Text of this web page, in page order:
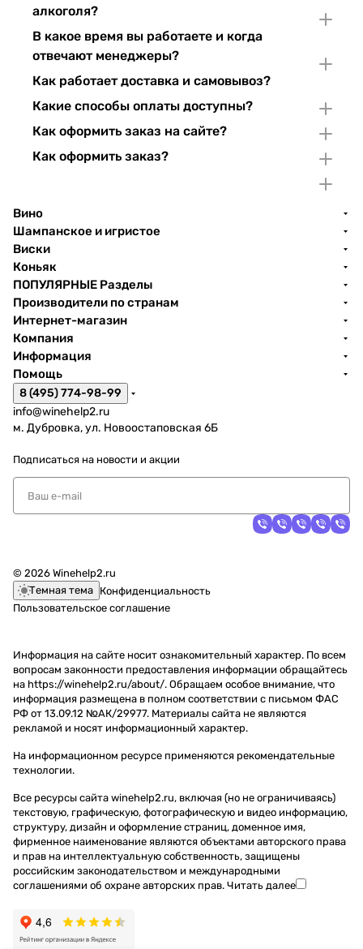
алкоголя?
В какое время вы работаете и когда
отвечают менеджеры?
Как работает доставка и самовывоз?
Какие способы оплаты доступны?
Как оформить заказ на сайте?
Как оформить заказ?
Вино
Шампанское и игристое
Виски
Коньяк
ПОПУЛЯРНЫЕ Разделы
Производители по странам
Интернет-магазин
Компания
Информация
Помощь
8 (495) 774-98-99
info@winehelp2.ru
м. Дубровка, ул. Новоостаповская 6Б
Подписаться на новости и акции
© 2026 Winehelp2.ru
Темная тема Конфиденциальность
Пользовательское соглашение
Информация на сайте носит ознакомительный характер. По всем
вопросам законности предоставления информации обращайтесь
на https://winehelp2.ru/about/. Обращаем особое внимание, что
информация размещена в полном соответствии с письмом ФАС
РФ от 13.09.12 №АК/29977. Материалы сайта не являются
рекламой и носят информационный характер.
На информационном ресурсе применяются рекомендательные
технологии.
Все ресурсы сайта winehelp2.ru, включая (но не ограничиваясь)
текстовую, графическую, фотографическую и видео информацию,
структуру, дизайн и оформление страниц, доменное имя,
фирменное наименование являются объектами авторского права
и прав на интеллектуальную собственность, защищены
российским законодательством и международными
соглашениями об охране авторских прав. Читать далее